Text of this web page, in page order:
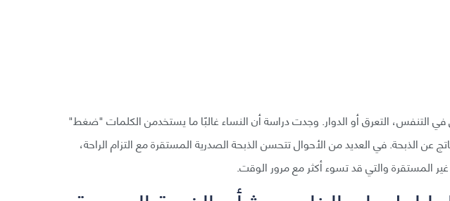
التنفس، التعرق أو الدوار. وجدت دراسة أن النساء غالبًا ما يستخدمن الكلمات "ضغط"
الذبحة. في العديد من الأحوال تتحسن الذبحة الصدرية المستقرة مع التزام الراحة،
المستقرة والتي قد تسوء أكثر مع مرور الوقت.